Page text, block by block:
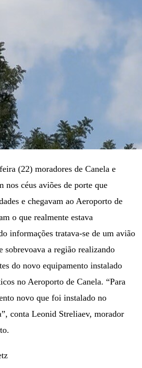
(22) moradores de Canela e
nos céus aviões de porte que
e chegavam ao Aeroporto de
o que realmente estava
informações tratava-se de um avião
sobrevoava a região realizando
do novo equipamento instalado
no Aeroporto de Canela. “Para
novo que foi instalado no
conta Leonid Streliaev, morador